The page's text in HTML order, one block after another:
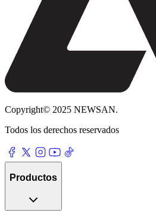
Copyright© 2025 NEWSAN.
Todos los derechos reservados
Productos